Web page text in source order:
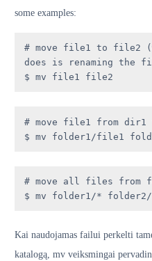
some examples:
# move file1 to file2
does is renaming the
$ mv file1 file2
# move file1 from
$ mv folder1/file1
# move all files from
$ mv folder1/* folder2/
Kai naudojamas failui perkelti
katalogą, mv veiksmingai